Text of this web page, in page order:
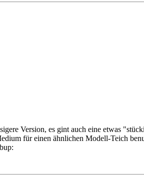
Version, es gint auch eine etwas
für einen ähnlichen Modell-Teich